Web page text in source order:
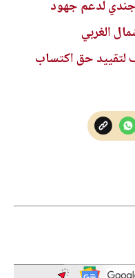
الولايات المتحدة ترسل 200 جندي لدعم جهود
الغربي
لتقييد حق اكتساب